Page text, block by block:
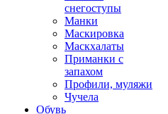
снегоступы
Манки
Маскировка
Маскхалаты
Приманки с
запахом
Профили, муляжи
Чучела
Обувь